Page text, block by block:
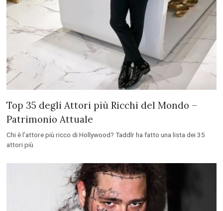
Top 35 degli Attori più Ricchi del Mondo –
Patrimonio Attuale
Chi è l’attore più ricco di Hollywood? Taddlr ha fatto una lista dei 35
attori più